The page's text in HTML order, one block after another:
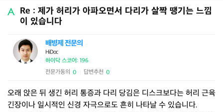
Re : 제가 허리가 아파오면서 다리가 살짝 땡기는 느낌
이 있습니다
배병제 전문의
HiDoc
하이닥 스코어: 196
전문가동의 0 답변추천 0
오래 앉은 뒤 생긴 허리 통증과 다리 당김은 디스크보다는 허리 근육
긴장이나 일시적인 신경 자극으로도 흔히 나타날 수 있습니다.